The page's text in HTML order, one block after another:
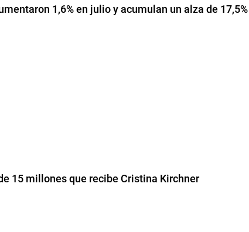
1,6% en julio y acumulan un alza de 17,5%
15 millones que recibe Cristina Kirchner